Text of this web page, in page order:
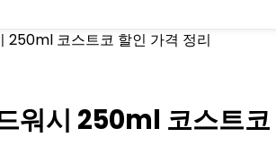
250ml 코스트코 할인 가격 정리
워시 250ml 코스트코